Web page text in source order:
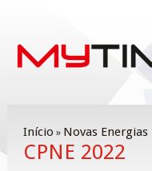
Início » Novas Energias
CPNE 2022